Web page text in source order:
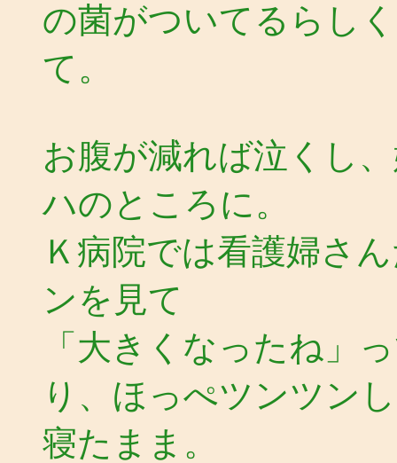
の菌がついてるらし
て。
お腹が減れば泣くし
ハのところに。
Ｋ病院では看護婦さ
ンを見て
「大きくなったね」
り、ほっぺツンツン
寝たまま。